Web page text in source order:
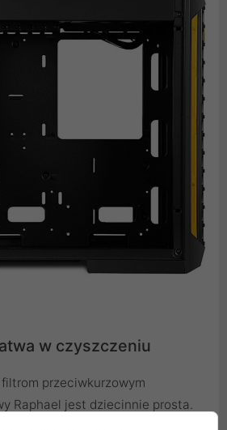
w czyszczeniu
przeciwkurzowym
Raphael jest dziecinnie prosta.